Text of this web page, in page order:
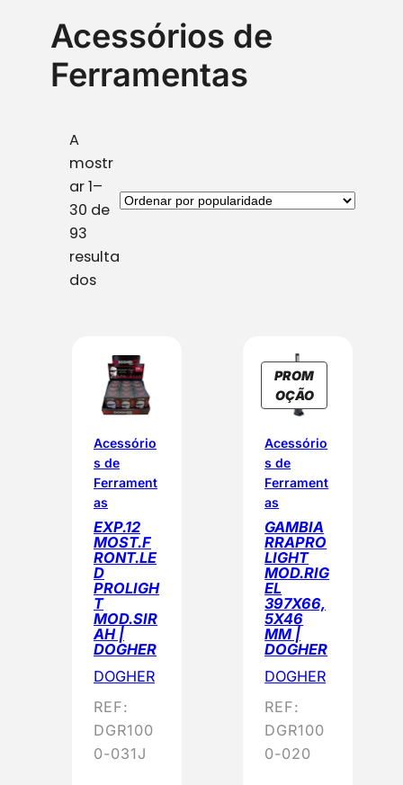
Acessórios de
Ferramentas
A
mostr
ar 1–
30 de
93
resulta
dosO
a
d
o
p
o
r
p
o
p
u
l
a
r
i
d
a
Acessório
s de
Ferrament
as
EXP.12
MOST.F
RONT.LE
D
PROLIGH
T
MOD.SIR
AH |
DOGHER
DOGHER
REF:
DGR100
0-031J
PROM
OÇÃOP
R
D
T
E
M
P
O
O
Ç
Acessório
s de
Ferrament
as
GAMBIA
RRAPRO
LIGHT
MOD.RIG
EL
397X66,
5X46
MM |
DOGHER
DOGHER
REF:
DGR100
0-020